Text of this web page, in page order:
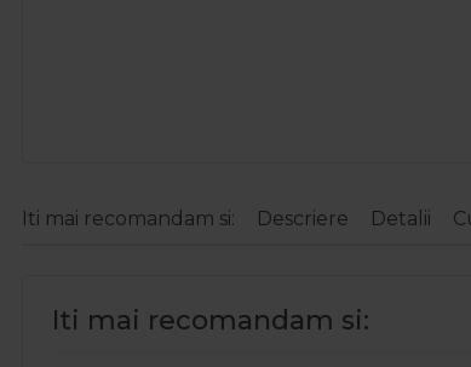
Iti mai recomandam si: Descriere Detalii
Iti mai recomandam si: